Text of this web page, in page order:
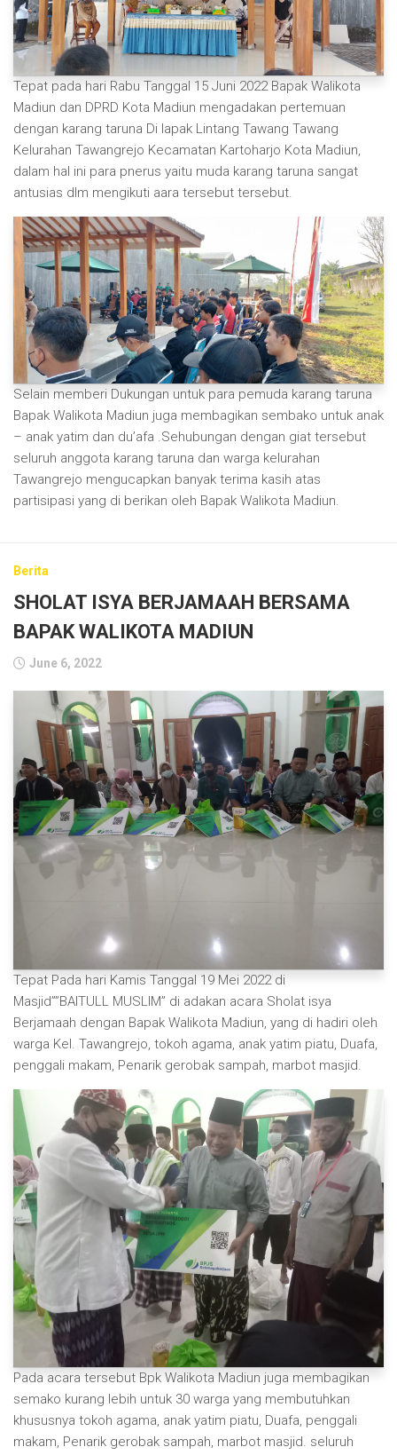
Tepat pada hari Rabu Tanggal 15 Juni 2022 Bapak Walikota
Madiun dan DPRD Kota Madiun mengadakan pertemuan
dengan karang taruna Di lapak Lintang Tawang Tawang
Kelurahan Tawangrejo Kecamatan Kartoharjo Kota Madiun,
dalam hal ini para pnerus yaitu muda karang taruna sangat
antusias dlm mengikuti aara tersebut tersebut.
Selain memberi Dukungan untuk para pemuda karang taruna
Bapak Walikota Madiun juga membagikan sembako untuk anak
– anak yatim dan du’afa .Sehubungan dengan giat tersebut
seluruh anggota karang taruna dan warga kelurahan
Tawangrejo mengucapkan banyak terima kasih atas
partisipasi yang di berikan oleh Bapak Walikota Madiun.
Berita
SHOLAT ISYA BERJAMAAH BERSAMA
BAPAK WALIKOTA MADIUN
June 6, 2022
Tepat Pada hari Kamis Tanggal 19 Mei 2022 di
Masjid””BAITULL MUSLIM” di adakan acara Sholat isya
Berjamaah dengan Bapak Walikota Madiun, yang di hadiri oleh
warga Kel. Tawangrejo, tokoh agama, anak yatim piatu, Duafa,
penggali makam, Penarik gerobak sampah, marbot masjid.
Pada acara tersebut Bpk Walikota Madiun juga membagikan
semako kurang lebih untuk 30 warga yang membutuhkan
khususnya tokoh agama, anak yatim piatu, Duafa, penggali
makam, Penarik gerobak sampah, marbot masjid. seluruh